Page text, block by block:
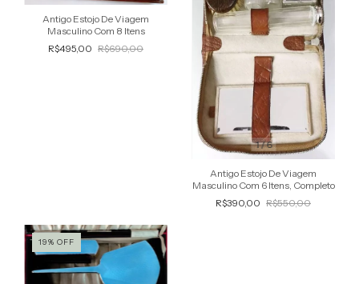
Antigo Estojo De Viagem
Masculino Com 8 Itens
R$495,00 R$690,00
1/6
Antigo Estojo De Viagem
Masculino Com 6 Itens, Completo
R$390,00 R$550,00
19% OFF